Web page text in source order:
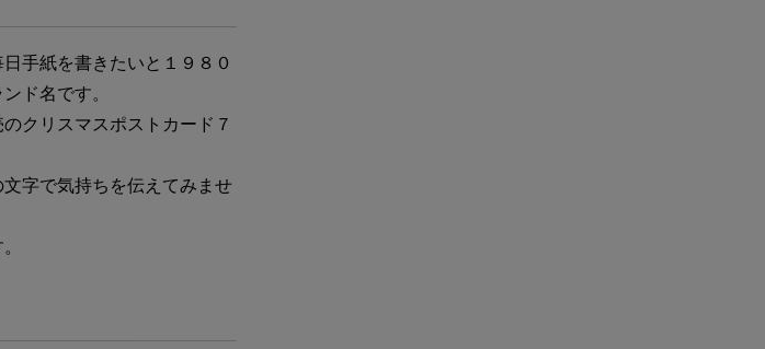
手紙を書きたいと１９８０
ド名です。
クリスマスポストカード７
字で気持ちを伝えてみませ